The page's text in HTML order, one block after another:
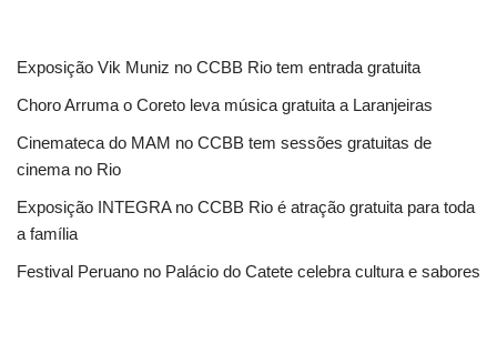
Exposição Vik Muniz no CCBB Rio tem entrada gratuita
Choro Arruma o Coreto leva música gratuita a Laranjeiras
Cinemateca do MAM no CCBB tem sessões gratuitas de
cinema no Rio
Exposição INTEGRA no CCBB Rio é atração gratuita para toda
a família
Festival Peruano no Palácio do Catete celebra cultura e sabores